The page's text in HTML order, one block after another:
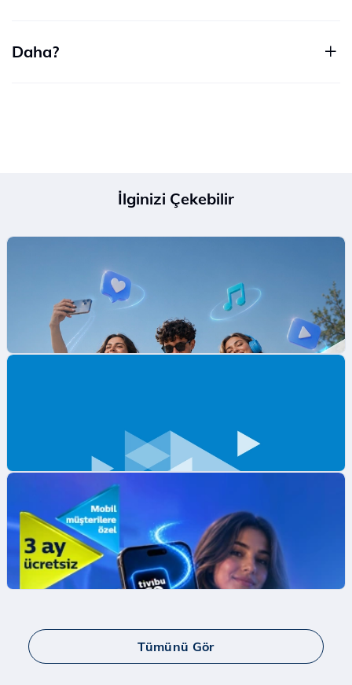
Daha?
İlginizi Çekebilir
Mobil Ödeme ile ilk App Store Harcamana
İndirim Fırsatı!
Mobil Ödeme ile App Store'da ilk harcamana
indirim kazan.
İncele
Yaay ve Bip Ücretsiz İnternet Kampanyası
Tümünü Gör